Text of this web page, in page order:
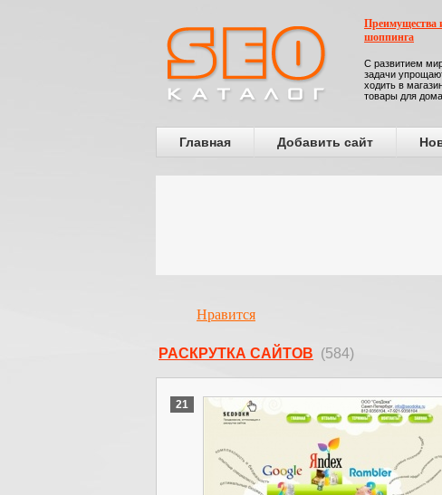
Преимущества
шоппинга
С развитием
задачи
ходить в
товары для
Главная Добавить сайт
Нравится
РАСКРУТКА САЙТОВ (584)
21